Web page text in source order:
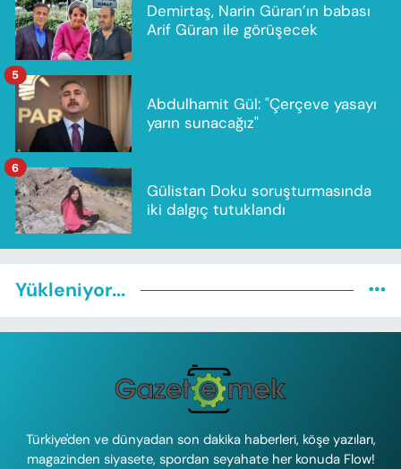
Demirtaş, Narin Güran’ın babası
Arif Güran ile görüşecek
Abdulhamit Gül: "Çerçeve yasayı
yarın sunacağız"
5
Gülistan Doku soruşturmasında
iki dalgıç tutuklandı
6
Yükleniyor...
Türkiye'den ve dünyadan son dakika haberleri, köşe yazıları,
magazinden siyasete, spordan seyahate her konuda Flow!